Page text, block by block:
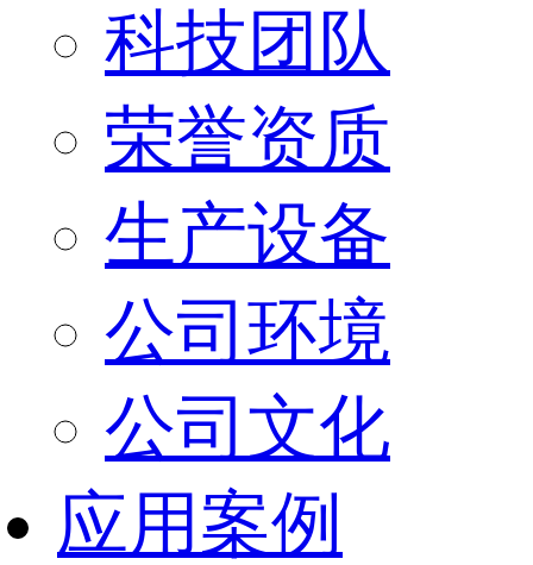
科技团队
荣誉资质
生产设备
公司环境
公司文化
应用案例